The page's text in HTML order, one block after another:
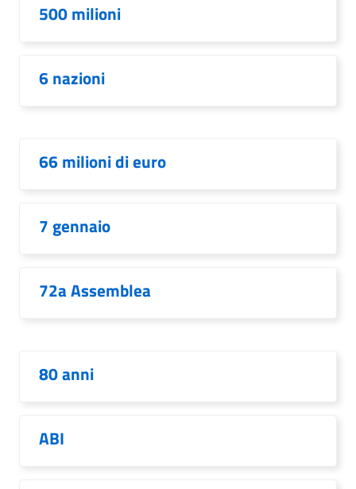
500 milioni
6 nazioni
66 milioni di euro
7 gennaio
72a Assemblea
80 anni
ABI